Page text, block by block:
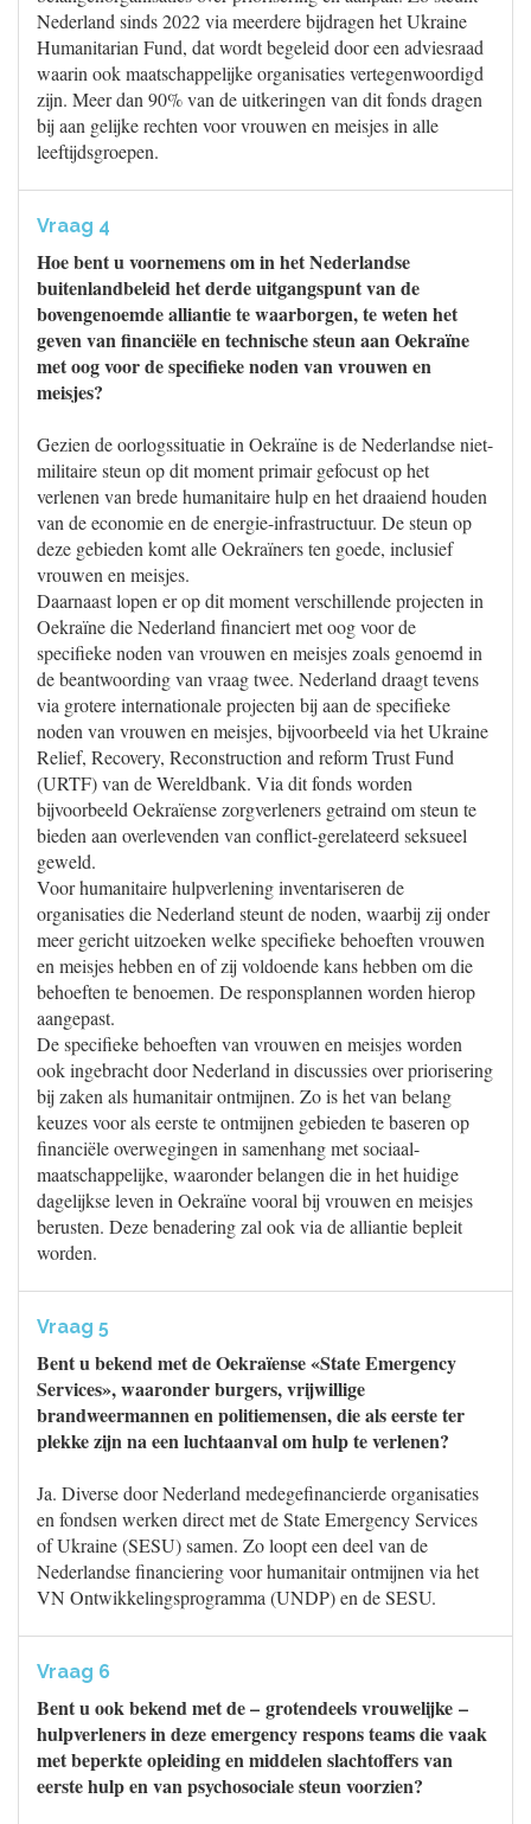
Nederland sinds 2022 via meerdere bijdragen het Ukraine
Humanitarian Fund, dat wordt begeleid door een adviesraad
waarin ook maatschappelijke organisaties vertegenwoordigd
zijn. Meer dan 90% van de uitkeringen van dit fonds dragen
bij aan gelijke rechten voor vrouwen en meisjes in alle
leeftijdsgroepen.
Vraag 4
Hoe bent u voornemens om in het Nederlandse
buitenlandbeleid het derde uitgangspunt van de
bovengenoemde alliantie te waarborgen, te weten het
geven van financiële en technische steun aan Oekraïne
met oog voor de specifieke noden van vrouwen en
meisjes?
Gezien de oorlogssituatie in Oekraïne is de Nederlandse niet-
militaire steun op dit moment primair gefocust op het
verlenen van brede humanitaire hulp en het draaiend houden
van de economie en de energie-infrastructuur. De steun op
deze gebieden komt alle Oekraïners ten goede, inclusief
vrouwen en meisjes.
Daarnaast lopen er op dit moment verschillende projecten in
Oekraïne die Nederland financiert met oog voor de
specifieke noden van vrouwen en meisjes zoals genoemd in
de beantwoording van vraag twee. Nederland draagt tevens
via grotere internationale projecten bij aan de specifieke
noden van vrouwen en meisjes, bijvoorbeeld via het Ukraine
Relief, Recovery, Reconstruction and reform Trust Fund
(URTF) van de Wereldbank. Via dit fonds worden
bijvoorbeeld Oekraïense zorgverleners getraind om steun te
bieden aan overlevenden van conflict-gerelateerd seksueel
geweld.
Voor humanitaire hulpverlening inventariseren de
organisaties die Nederland steunt de noden, waarbij zij onder
meer gericht uitzoeken welke specifieke behoeften vrouwen
en meisjes hebben en of zij voldoende kans hebben om die
behoeften te benoemen. De responsplannen worden hierop
aangepast.
De specifieke behoeften van vrouwen en meisjes worden
ook ingebracht door Nederland in discussies over priorisering
bij zaken als humanitair ontmijnen. Zo is het van belang
keuzes voor als eerste te ontmijnen gebieden te baseren op
financiële overwegingen in samenhang met sociaal-
maatschappelijke, waaronder belangen die in het huidige
dagelijkse leven in Oekraïne vooral bij vrouwen en meisjes
berusten. Deze benadering zal ook via de alliantie bepleit
worden.
Vraag 5
Bent u bekend met de Oekraïense «State Emergency
Services», waaronder burgers, vrijwillige
brandweermannen en politiemensen, die als eerste ter
plekke zijn na een luchtaanval om hulp te verlenen?
Ja. Diverse door Nederland medegefinancierde organisaties
en fondsen werken direct met de State Emergency Services
of Ukraine (SESU) samen. Zo loopt een deel van de
Nederlandse financiering voor humanitair ontmijnen via het
VN Ontwikkelingsprogramma (UNDP) en de SESU.
Vraag 6
Bent u ook bekend met de – grotendeels vrouwelijke –
hulpverleners in deze emergency respons teams die vaak
met beperkte opleiding en middelen slachtoffers van
eerste hulp en van psychosociale steun voorzien?